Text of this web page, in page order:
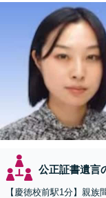
公正証書遺言
【慶徳校前駅1分】親